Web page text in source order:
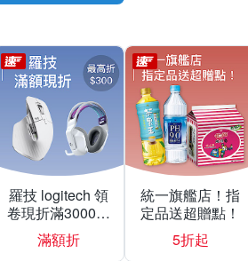
羅技 logitech 領
卷現折滿3000折
300
滿額折
統一旗艦店！指
定品送超贈點！
5折起